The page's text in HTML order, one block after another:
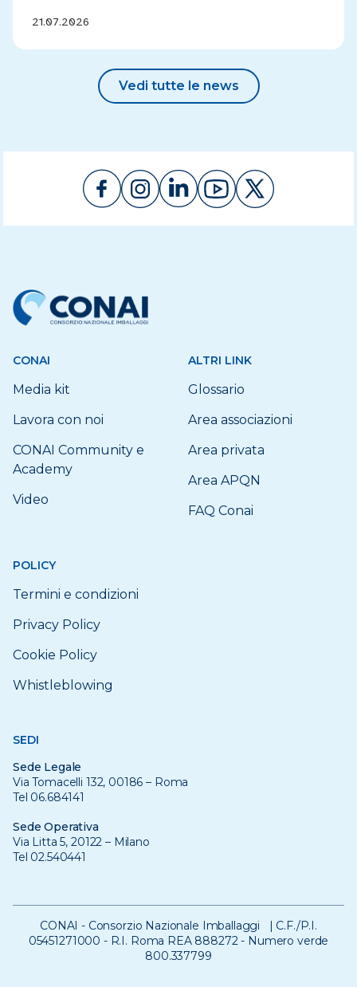
21.07.2026
Vedi tutte le news
CONAI
Media kit
Lavora con noi
CONAI Community e
Academy
Video
ALTRI LINK
Glossario
Area associazioni
Area privata
Area APQN
FAQ Conai
POLICY
Termini e condizioni
Privacy Policy
Cookie Policy
Whistleblowing
SEDI
Sede Legale
Via Tomacelli 132, 00186 – Roma
Tel 06.684141
Sede Operativa
Via Litta 5, 20122 – Milano
Tel 02.540441
CONAI - Consorzio Nazionale Imballaggi | C.F./P.I.
05451271000 - R.I. Roma REA 888272 - Numero verde
800.337799